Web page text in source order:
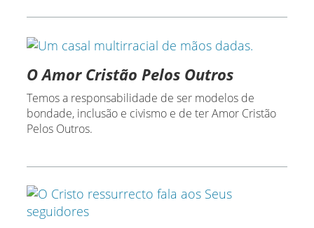
O Amor Cristão Pelos Outros
Temos a responsabilidade de ser modelos de
bondade, inclusão e civismo e de ter Amor Cristão
Pelos Outros.